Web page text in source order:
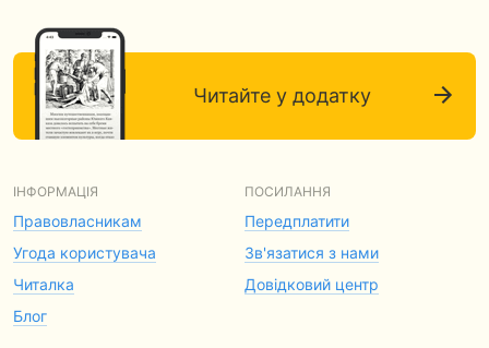
Читайте у додатку
ІНФОРМАЦІЯ
Правовласникам
Угода користувача
Читалка
Блог
ПОСИЛАННЯ
Передплатити
Зв'язатися з нами
Довідковий центр